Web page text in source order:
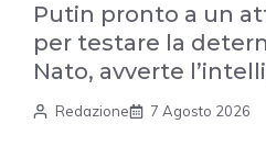
Putin pronto a un
per testare la
Nato, avverte
Redazione 7 Agosto 2026